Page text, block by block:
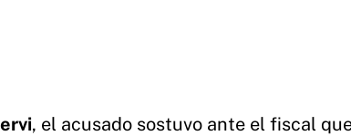
, el acusado sostuvo ante el fiscal